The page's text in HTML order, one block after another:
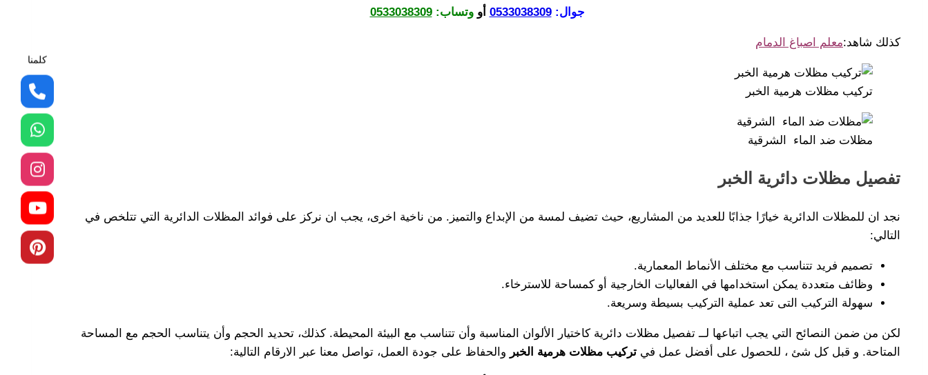
جوال:0533038309 أووتساب:0533038309
كذلك شاهد:معلم اصباغ الدمام
تركيب مظلات هرمية الخبر
مظلات ضد الماء الشرقية
تفصيل مظلات دائرية الخبر
نجد ان للمظلات الدائرية خيارًا جذابًا للعديد من المشاريع، حيث تضيف لمسة من الإبداع والتميز. من ناخية اخرى، يجب ان نركز على فوائد المظلات الدائرية التي تتلخص في
التالي:
تصميم فريد تتناسب مع مختلف الأنماط المعمارية.
وظائف متعددة يمكن استخدامها في الفعاليات الخارجية أو كمساحة للاسترخاء.
سهولة التركيب التى تعد عملية التركيب بسيطة وسريعة.
لكن من ضمن النصائح التي يجب اتباعها لــ تفصيل مظلات دائرية كاختيار الألوان المناسبة وأن تتناسب مع البيئة المحيطة. كذلك، تحديد الحجم وأن يتناسب الحجم مع المساحة
المتاحة. و قبل كل شئ ، للحصول على أفضل عمل في تركيب مظلات هرمية الخبر والحفاظ على جودة العمل، تواصل معنا عبر الارقام التالية:
كلمنا